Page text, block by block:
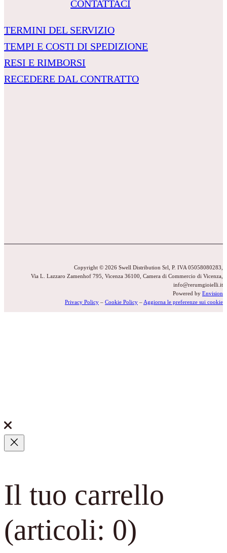
CONTATTACI
TERMINI DEL SERVIZIO
TEMPI E COSTI DI SPEDIZIONE
RESI E RIMBORSI
RECEDERE DAL CONTRATTO
Copyright © 2026 Swell Distribution Srl, P. IVA 05058080283,
Via L. Lazzaro Zamenhof 795, Vicenza 36100, Camera di Commercio di Vicenza,
info@rerumgioielli.it
Powered by Envision
Privacy Policy – Cookie Policy – Aggiorna le preferenze sui cookie
Il tuo carrello
(articoli: 0)